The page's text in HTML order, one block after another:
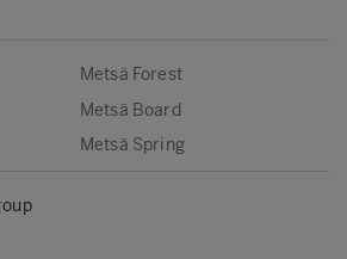
Metsä Forest
Metsä Board
Metsä Spring